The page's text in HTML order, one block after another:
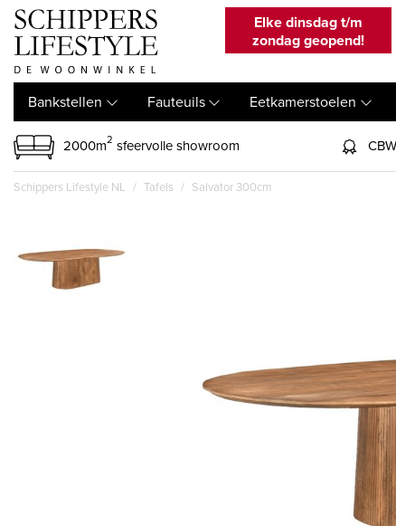
Elke dinsdag t/m
zondag geopend!
Bankstellen Fauteuils Eetkamerstoelen
2000m2 sfeervolle showroom
Schippers Lifestyle NL Tafels Salvator 300cm